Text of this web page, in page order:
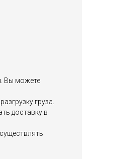
Вы можете
груза.
доставку в